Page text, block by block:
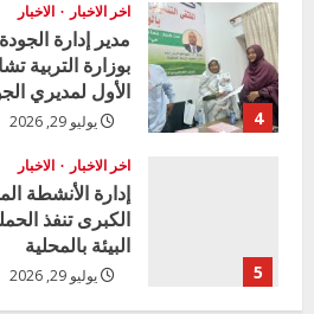
4
اخر الاخبار الاخبار
مدير إدارة
بوزارة التربية
الأول لمديري
يوليو 29, 2026
5
اخر الاخبار الاخبار
إدارة الأنشطة
الكبرى تنفذ
البيئة بالمحلية
يوليو 29, 2026